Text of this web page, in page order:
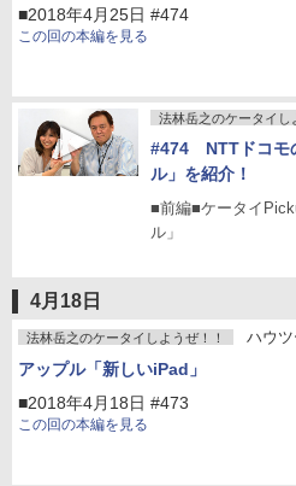
■2018年4月25日 #474
この回の本編を見る
法林岳之のケータイし
#474 NTTドコモ
ル」を紹介！
■前編■ケータイ
ル」
4月18日
法林岳之のケータイしようぜ！！ ハウツ
アップル「新しいiPad」
■2018年4月18日 #473
この回の本編を見る